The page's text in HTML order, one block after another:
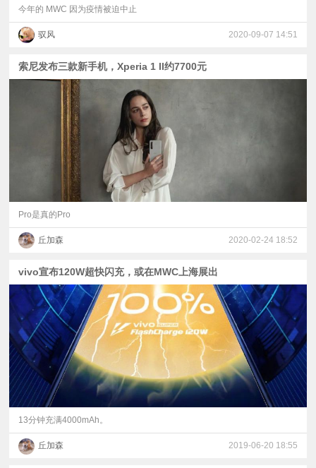
评
测
普
验
专
题
今年的 MWC 因为疫情被迫中止
驭风 2020-09-07 14:51
索尼发布三款新手机，Xperia 1 II约7700元
Pro是真的Pro
丘加森 2020-02-24 18:52
vivo宣布120W超快闪充，或在MWC上海展出
13分钟充满4000mAh。
丘加森 2019-06-20 18:55